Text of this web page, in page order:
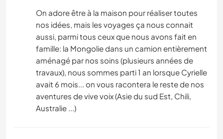
On adore être à la maison pour réaliser toutes
nos idées, mais les voyages ça nous connait
aussi, parmi tous ceux que nous avons fait en
famille: la Mongolie dans un camion entièrement
aménagé par nos soins (plusieurs années de
travaux), nous sommes parti 1 an lorsque Cyrielle
avait 6 mois... on vous racontera le reste de nos
aventures de vive voix (Asie du sud Est, Chili,
Australie ...)